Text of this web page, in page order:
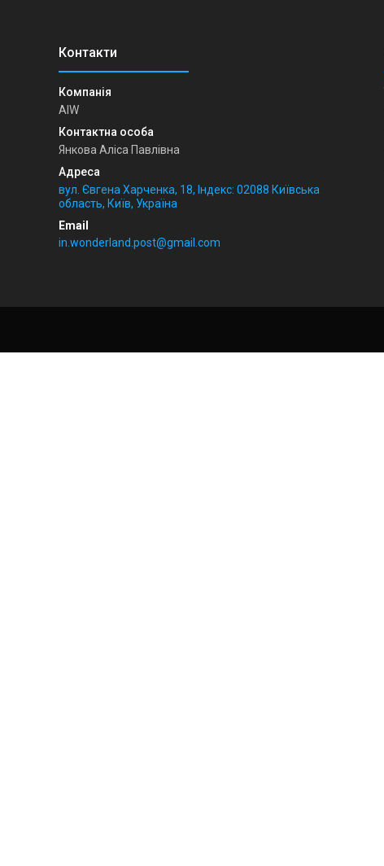
AIW
Янкова Аліса Павлівна
вул. Євгена Харченка, 18, Індекс: 02088 Київська
область, Київ, Україна
in.wonderland.post@gmail.com